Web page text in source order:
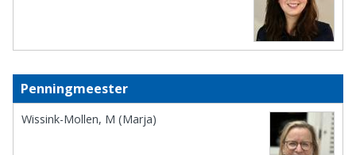
Penningmeester
Wissink-Mollen, M (Marja)